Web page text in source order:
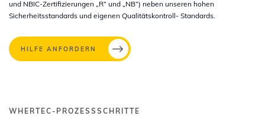
und NBIC-Zertifizierungen „R“ und „NB“) neben unseren hohen
Sicherheitsstandards und eigenen Qualitätskontroll- Standards.
HILFE ANFORDERN
WHERTEC-PROZESSSCHRITTE